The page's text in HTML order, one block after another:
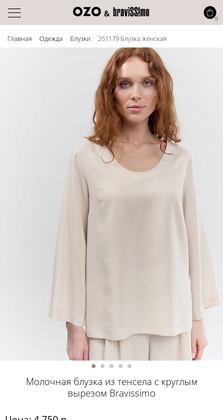
Главная Одежда Блузки 251179 Блузка женская
Молочная блузка из тенсела с круглым
вырезом Bravissimo
0